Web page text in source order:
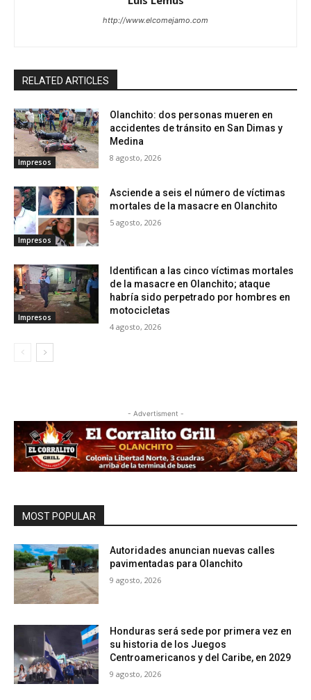
http://www.elcomejamo.com
RELATED ARTICLES
Impresos
Olanchito: dos personas mueren en
accidentes de tránsito en San Dimas y
Medina
8 agosto, 2026
Impresos
Asciende a seis el número de víctimas
mortales de la masacre en Olanchito
5 agosto, 2026
Impresos
Identifican a las cinco víctimas mortales
de la masacre en Olanchito; ataque
habría sido perpetrado por hombres en
motocicletas
4 agosto, 2026
- Advertisment -
MOST POPULAR
Autoridades anuncian nuevas calles
pavimentadas para Olanchito
9 agosto, 2026
Honduras será sede por primera vez en
su historia de los Juegos
Centroamericanos y del Caribe, en 2029
9 agosto, 2026